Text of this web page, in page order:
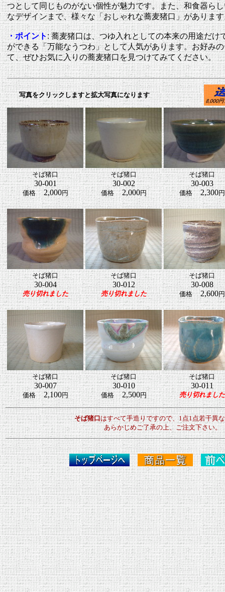
つとして同じものがない個性が魅力です。また、和食器ら
なデザインまで、様々な「おしゃれな蕎麦猪口」がありま
・ポイント:蕎麦猪口は、つゆ入れとしての本来の用途だけ
ができる「万能なうつわ」として人気があります。お好み
て、ぜひお気に入りの蕎麦猪口を見つけてみてください。
写真をクリックしますと拡大写真になります
そば猪口
30-001
価格2,000円
そば猪口
30-002
価格2,000円
そば猪口
30-003
価格2,300円
そば猪口
30-004
売り切れました
そば猪口
30-012
売り切れました
そば猪口
30-008
価格2,600円
そば猪口
30-007
価格2,100円
そば猪口
30-010
価格2,500円
そば猪口
30-011
売り切れました
そば猪口はすべて手造りですので、1点1点若干異
あらかじめご了承の上、ご注文下さい。